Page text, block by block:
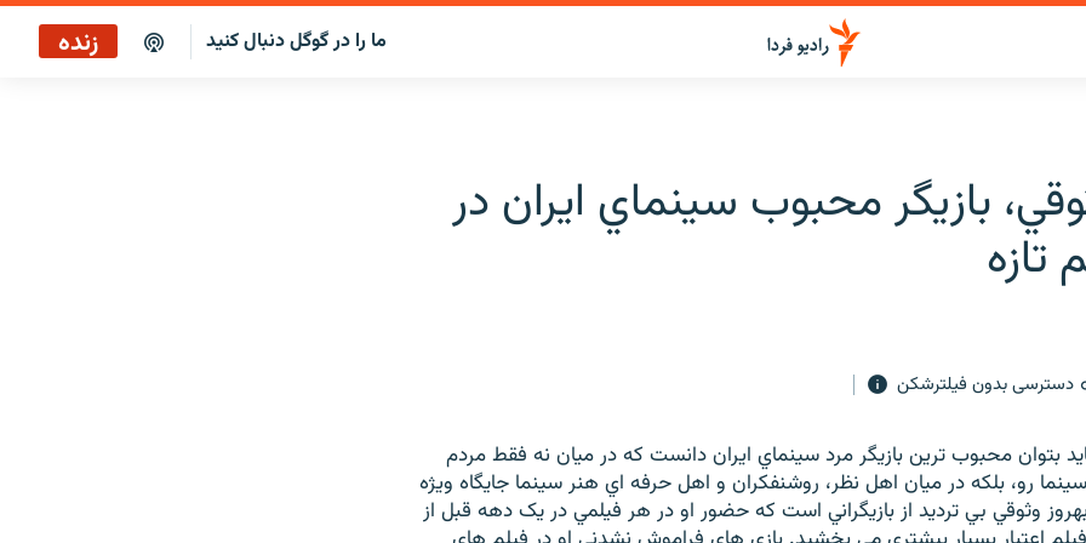
ما را در گوگل دنبال کنید زنده
بازيگر محبوب سينماي ايران در
تازه
دسترسی بدون فیلترشکن
بتوان محبوب ترين بازيگر مرد سينماي ايران دانست که در ميان نه فقط مردم
رو، بلکه در ميان اهل نظر، روشنفکران و اهل حرفه اي هنر سينما جايگاه ويژه
بهروز وثوقي بي ترديد از بازيگراني است که حضور او در هر فيلمي در يک دهه قبل از